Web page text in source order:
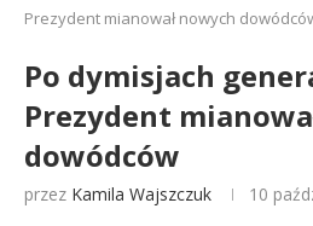
Prezydent mianował nowych
Po dymisjach
Prezydent
dowódców
przez Kamila Wajszczuk 10